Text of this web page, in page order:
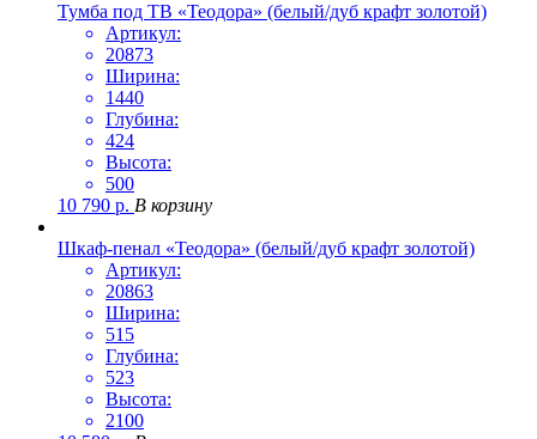
Тумба под ТВ «Теодора» (белый/дуб крафт золотой)
Артикул:
20873
Ширина:
1440
Глубина:
424
Высота:
500
10 790 р. В корзину
Шкаф-пенал «Теодора» (белый/дуб крафт золотой)
Артикул:
20863
Ширина:
515
Глубина:
523
Высота:
2100